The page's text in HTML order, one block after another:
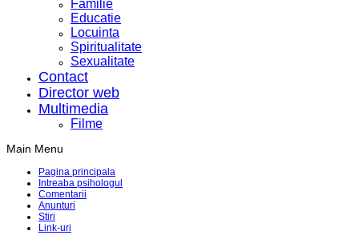
Familie
Educatie
Locuinta
Spiritualitate
Sexualitate
Contact
Director web
Multimedia
Filme
Main Menu
Pagina principala
Intreaba psihologul
Comentarii
Anunturi
Stiri
Link-uri